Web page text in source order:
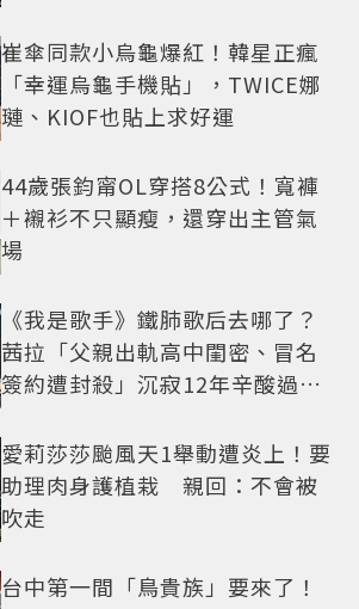
崔傘同款小烏龜爆紅！韓星正瘋
「幸運烏龜手機貼」，TWICE娜
璉、KIOF也貼上求好運
44歲張鈞甯OL穿搭8公式！寬褲
＋襯衫不只顯瘦，還穿出主管氣
場
《我是歌手》鐵肺歌后去哪了？
茜拉「父親出軌高中閨密、冒名
簽約遭封殺」沉寂12年辛酸過往
愛莉莎莎颱風天1舉動遭炎上！要
助理肉身護植栽 親回：不會被
吹走
台中第一間「鳥貴族」要來了！